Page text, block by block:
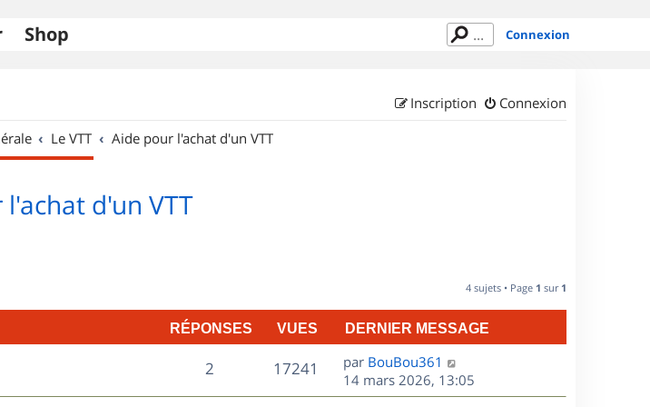
Shop Connexion
Connexion
Inscription
Le VTT Aide pour l'achat d'un VTT
d'un VTT
4 sujets • Page 1 sur 1
RÉPONSES VUES DERNIER MESSAGE
2R
é
17241
u
D
e
r
par BouBou361
14 mars 2026, 13:05